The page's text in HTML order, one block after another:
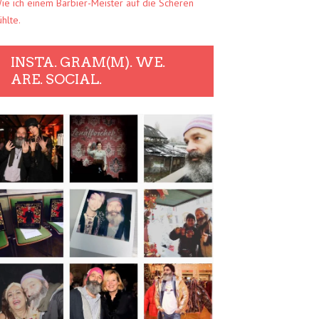
ich einem Barbier-Meister auf die Scheren
INSTA. GRAM(M). WE.
ARE. SOCIAL.